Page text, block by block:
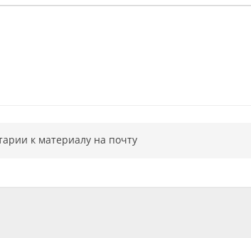
к материалу на почту